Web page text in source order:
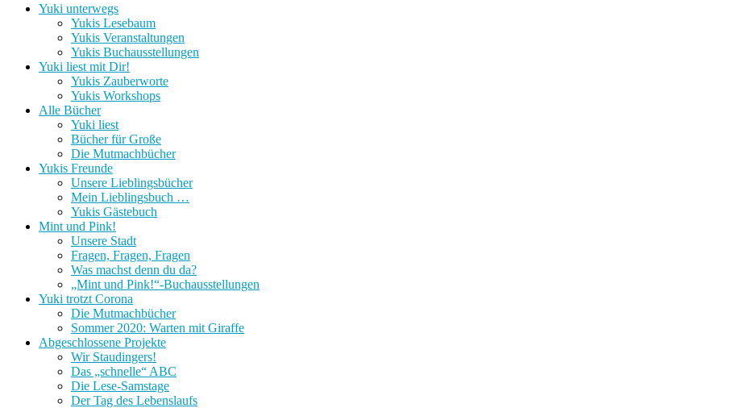
Yuki unterwegs
Yukis Lesebaum
Yukis Veranstaltungen
Yukis Buchausstellungen
Yuki liest mit Dir!
Yukis Zauberworte
Yukis Workshops
Alle Bücher
Yuki liest
Bücher für Große
Die Mutmachbücher
Yukis Freunde
Unsere Lieblingsbücher
Mein Lieblingsbuch …
Yukis Gästebuch
Mint und Pink!
Unsere Stadt
Fragen, Fragen, Fragen
Was machst denn du da?
„Mint und Pink!“-Buchausstellungen
Yuki trotzt Corona
Die Mutmachbücher
Sommer 2020: Warten mit Giraffe
Abgeschlossene Projekte
Wir Staudingers!
Das „schnelle“ ABC
Die Lese-Samstage
Der Tag des Lebenslaufs